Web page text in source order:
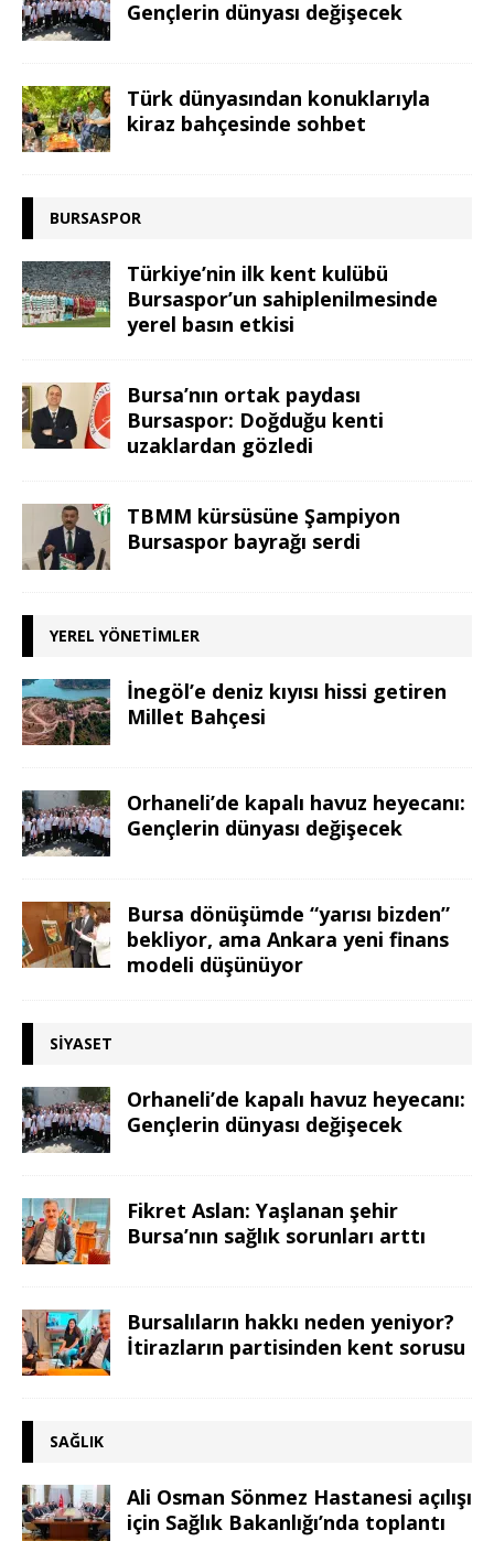
Gençlerin dünyası değişecek
Türk dünyasından konuklarıyla
kiraz bahçesinde sohbet
BURSASPOR
Türkiye’nin ilk kent kulübü
Bursaspor’un sahiplenilmesinde
yerel basın etkisi
Bursa’nın ortak paydası
Bursaspor: Doğduğu kenti
uzaklardan gözledi
TBMM kürsüsüne Şampiyon
Bursaspor bayrağı serdi
YEREL YÖNETIMLER
İnegöl’e deniz kıyısı hissi getiren
Millet Bahçesi
Orhaneli’de kapalı havuz heyecanı:
Gençlerin dünyası değişecek
Bursa dönüşümde “yarısı bizden”
bekliyor, ama Ankara yeni finans
modeli düşünüyor
SIYASET
Orhaneli’de kapalı havuz heyecanı:
Gençlerin dünyası değişecek
Fikret Aslan: Yaşlanan şehir
Bursa’nın sağlık sorunları arttı
Bursalıların hakkı neden yeniyor?
İtirazların partisinden kent sorusu
SAĞLIK
Ali Osman Sönmez Hastanesi açılışı
için Sağlık Bakanlığı’nda toplantı